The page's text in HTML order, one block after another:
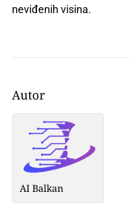
neviđenih visina.
Autor
AI Balkan